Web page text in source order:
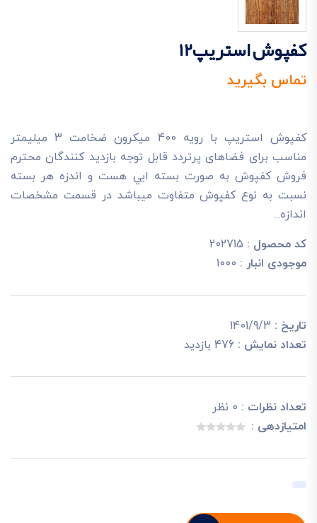
کفپوش استریپ12
تماس بگیرید
کفپوش استریپ با رویه 400 میکرون ضخامت 3 میلیمتر
مناسب برای فضاهای پرتردد قابل توجه بازديد کنندگان محترم
فروش کفپوش به صورت بسته ايي هست و اندزه هر بسته
نسبت به نوع کفپوش متفاوت ميباشد در قسمت مشخصات
اندازه...
کد محصول : 202715
موجودی انبار : 1000
تاریخ : 1401/9/3
تعداد نمایش : 476 بازدید
تعداد نظرات : 0 نظر
امتیازدهی :